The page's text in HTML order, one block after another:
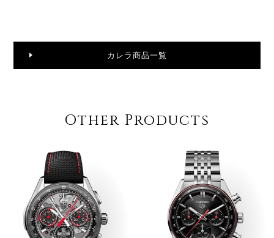
カレラ商品一覧
Other Products